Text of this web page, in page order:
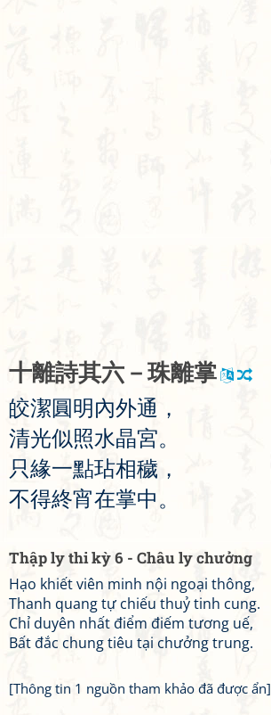
十離詩其六 － 珠離掌
皎潔圓明 內外通 ，
清光似照水晶宮。
只緣一點玷相穢 ，
不得終宵在掌中。
Thập ly thi kỳ 6 - Châu ly chưởng
Hạo khiết viên minh nội ngoại thông,
Thanh quang tự chiếu thuỷ tinh cung.
Chỉ duyên nhất điểm điếm tương uế,
Bất đắc chung tiêu tại chưởng trung.
[Thông tin 1 nguồn tham khảo đã được ẩn]